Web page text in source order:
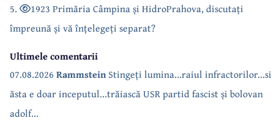
5.
1923 Primăria Câmpina și HidroPrahova, discutați
împreună și vă înțelegeți separat?
Ultimele comentarii
07.08.2026 RammsteinStingeți lumina...raiul infractorilor...si
ăsta e doar inceputul...trăiască USR partid fascist și bolovan
adolf...